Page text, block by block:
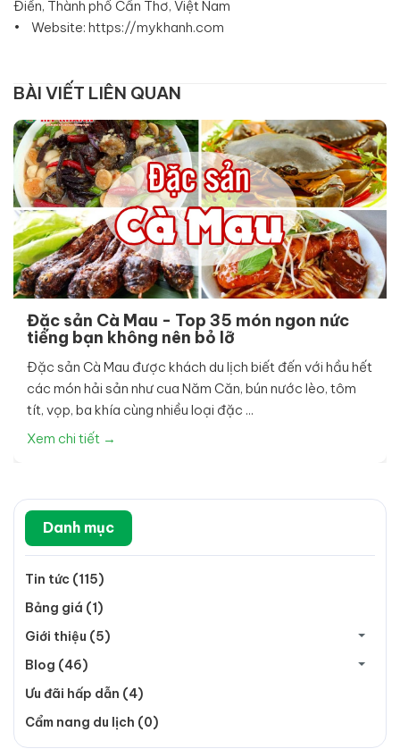
Điền, Thành phố Cần Thơ, Việt Nam
• Website: https://mykhanh.com
BÀI VIẾT LIÊN QUAN
Đặc sản Cà Mau - Top 35 món ngon nức
tiếng bạn không nên bỏ lỡ
Đặc sản Cà Mau được khách du lịch biết đến với hầu hết
các món hải sản như cua Năm Căn, bún nước lèo, tôm
tít, vọp, ba khía cùng nhiều loại đặc ...
Xem chi tiết →
Danh mục
Tin tức (115)
Bảng giá (1)
Giới thiệu (5)
Blog (46)
Ưu đãi hấp dẫn (4)
Cẩm nang du lịch (0)